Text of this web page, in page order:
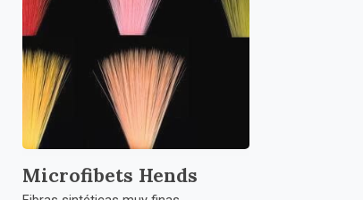
Microfibets Hends